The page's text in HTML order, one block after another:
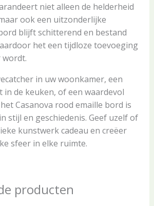
niet alleen de helderheid
ook een uitzonderlijke
blijft schitterend en bestand
het een tijdloze toevoeging
in uw woonkamer, een
in de keuken, of een waardevol
Casanova rood emaille bord is
stijl en geschiedenis. Geef uzelf of
kunstwerk cadeau en creëer
sfeer in elke ruimte.
producten